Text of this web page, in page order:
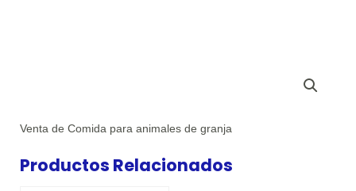
Venta de Comida para animales de granja
Productos Relacionados